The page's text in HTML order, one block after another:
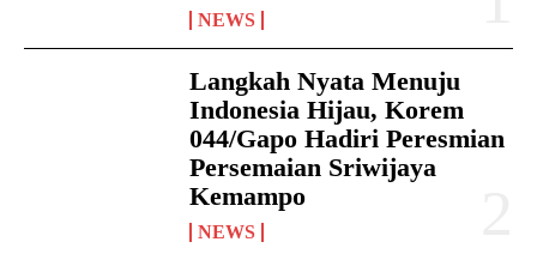
NEWS
Langkah Nyata Menuju
Indonesia Hijau, Korem
044/Gapo Hadiri Peresmian
Persemaian Sriwijaya
Kemampo
NEWS